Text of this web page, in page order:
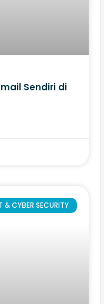
Sendiri di
& CYBER SECURITY